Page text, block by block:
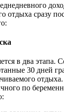
отдыха сразу
в два этапа.
30 дней
по